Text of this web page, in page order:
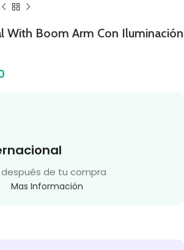
With Boom Arm Con Iluminación
de tu compra
Mas Información